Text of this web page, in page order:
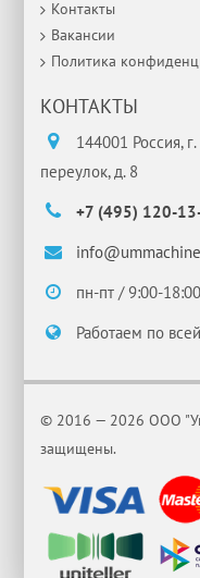
Контакты
Вакансии
Политика
КОНТАКТЫ
144001 Россия,
переулок, д. 8
+7 (495) 120-
пн-пт / 9:00-
Работаем по
© 2016 — 2026 ООО
защищены.